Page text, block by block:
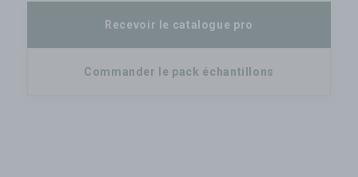
Recevoir le catalogue pro
Commander le pack échantillons